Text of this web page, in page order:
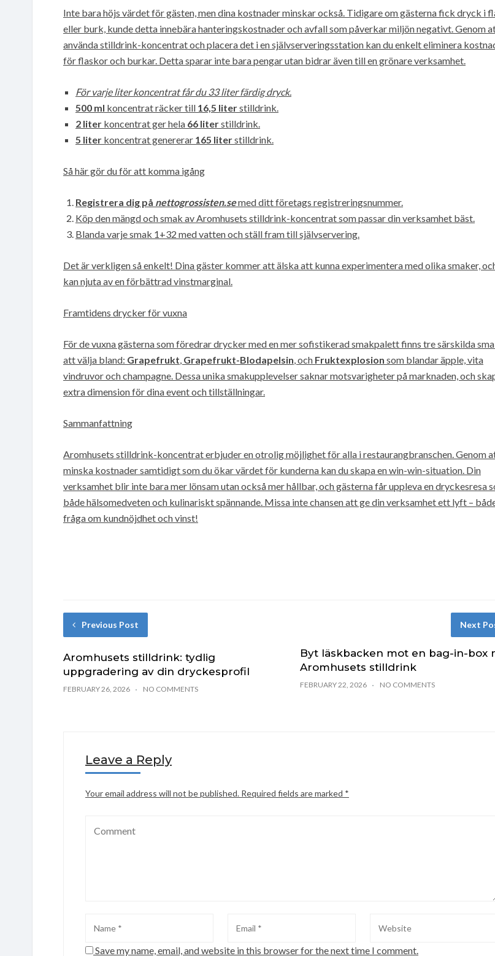
Inte bara höjs värdet för gästen, men dina kostnader minskar också. Tidigare om gästerna fick dryck i
eller burk, kunde detta innebära hanteringskostnader och avfall som påverkar miljön negativt. Genom
använda stilldrink-koncentrat och placera det i en självserveringsstation kan du enkelt eliminera
för flaskor och burkar. Detta sparar inte bara pengar utan bidrar även till en grönare verksamhet.
För varje liter koncentrat får du 33 liter färdig dryck.
500 ml koncentrat räcker till 16,5 literstilldrink.
2 liter koncentrat ger hela 66 literstilldrink.
5 liter koncentrat genererar 165 literstilldrink.
Så här gör du för att komma igång
Registrera dig på nettogrossisten.semed ditt företags registreringsnummer.
Köp den mängd och smak av Aromhusets stilldrink-koncentrat som passar din verksamhet bäst.
Blanda varje smak 1+32 med vatten och ställ fram till självservering.
Det är verkligen så enkelt! Dina gäster kommer att älska att kunna experimentera med olika smaker,
kan njuta av en förbättrad vinstmarginal.
Framtidens drycker för vuxna
För de vuxna gästerna som föredrar drycker med en mer sofistikerad smakpalett finns tre särskilda
att välja bland: Grapefrukt, Grapefrukt-Blodapelsin, och Fruktexplosion som blandar äpple, vita
vindruvor och champagne. Dessa unika smakupplevelser saknar motsvarigheter på marknaden, och
extra dimension för dina event och tillställningar.
Sammanfattning
Aromhusets stilldrink-koncentrat erbjuder en otrolig möjlighet för alla i restaurangbranschen. Genom
minska kostnader samtidigt som du ökar värdet för kunderna kan du skapa en win-win-situation. Din
verksamhet blir inte bara mer lönsam utan också mer hållbar, och gästerna får uppleva en dryckesresa
både hälsomedveten och kulinariskt spännande. Missa inte chansen att ge din verksamhet ett lyft –
fråga om kundnöjdhet och vinst!
Previous Post
Aromhusets stilldrink: tydlig
uppgradering av din dryckesprofil
FEBRUARY 26, 2026 NO COMMENTS
Next
Byt läskbacken mot en bag-in-box
Aromhusets stilldrink
FEBRUARY 22, 2026 NO COMMENTS
Leave a Reply
Your email address will not be published. Required fields are marked *
Save my name, email, and website in this browser for the next time I comment.